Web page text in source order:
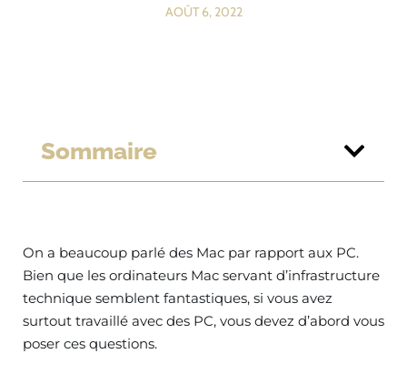
AOÛT 6, 2022
Sommaire
On a beaucoup parlé des Mac par rapport aux PC.
Bien que les ordinateurs Mac servant d’infrastructure
technique semblent fantastiques, si vous avez
surtout travaillé avec des PC, vous devez d’abord vous
poser ces questions.